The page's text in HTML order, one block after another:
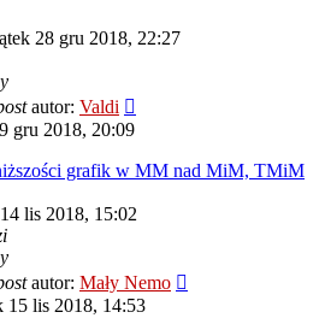
28 gru 2018, 22:27
autor: Valdi
gru 2018, 20:09
grafik w MM nad MiM, TMiM
lis 2018, 15:02
autor: Mały Nemo
15 lis 2018, 14:53